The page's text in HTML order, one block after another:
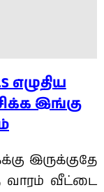
இங்கு
இருக்குதே
வாரம் வீட்டை